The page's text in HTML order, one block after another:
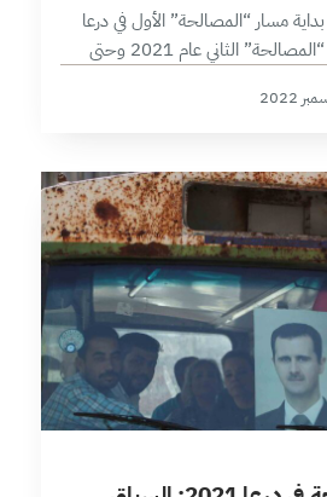
مسار “المصالحة” الأول في درعا
عام 2018 مروراً بمسار “المصالحة” الثاني عام 2021 وحتى
إشكالية في ذاته، لا سيما بعد